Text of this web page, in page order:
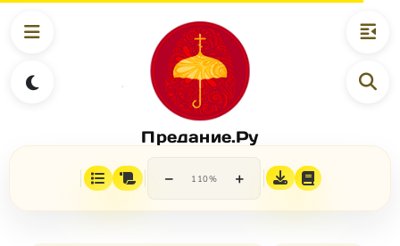
Предание.Ру
− 110% +